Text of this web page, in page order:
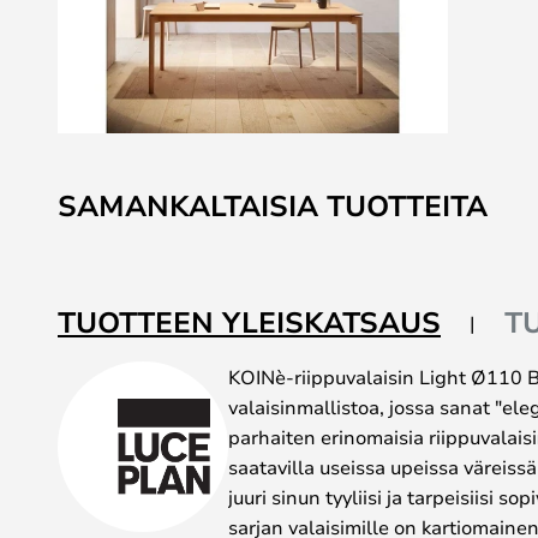
to
the
the
images
SAMANKALTAISIA TUOTTEITA
TUOTTEEN YLEISKATSAUS
KOINè-riippuvalaisin Light Ø110
valaisinmallistoa, jossa sanat
parhaiten erinomaisia
saatavilla useissa upeissa
juuri sinun tyyliisi ja tarpeisiisi
sarjan valaisimille on